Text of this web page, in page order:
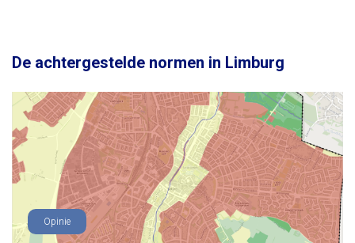
De achtergestelde normen in Limburg
Opinie